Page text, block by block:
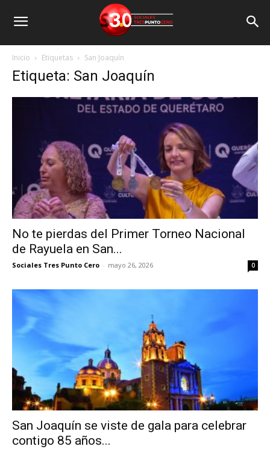
Inicio Etiquetas San Joaquín
Etiqueta: San Joaquín
No te pierdas del Primer Torneo Nacional
de Rayuela en San...
Sociales Tres Punto Cero - mayo 26, 2026 0
San Joaquín se viste de gala para celebrar
contigo 85 años...